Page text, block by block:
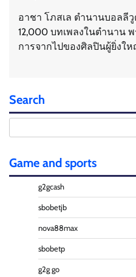
อาชา โภสเล ตำนานบอลลี
12,000 บทเพลงในตำนาน
การจากไปของศิลปินผู้ยิ่งใ
Search
Game and sports
g2gcash
sbobetjb
nova88max
sbobetp
g2g go